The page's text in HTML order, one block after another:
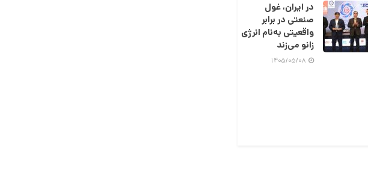
در ایران، غول
صنعتی در برابر
واقعیتی به‌نام انرژی
زانو می‌زند